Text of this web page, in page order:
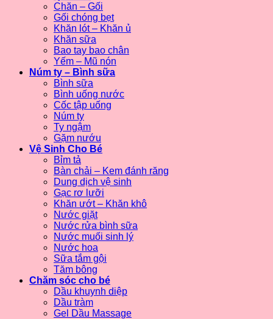
Chăn – Gối
Gối chóng bẹt
Khăn lót – Khăn ủ
Khăn sữa
Bao tay bao chân
Yếm – Mũ nón
Núm ty – Bình sữa
Bình sữa
Bình uống nước
Cốc tập uống
Núm ty
Ty ngậm
Gặm nướu
Vệ Sinh Cho Bé
Bỉm tả
Bàn chải – Kem đánh răng
Dung dịch vệ sinh
Gạc rơ lưỡi
Khăn ướt – Khăn khô
Nước giặt
Nước rửa bình sữa
Nước muối sinh lý
Nước hoa
Sữa tắm gội
Tăm bông
Chăm sóc cho bé
Dầu khuynh diệp
Dầu tràm
Gel Dầu Massage